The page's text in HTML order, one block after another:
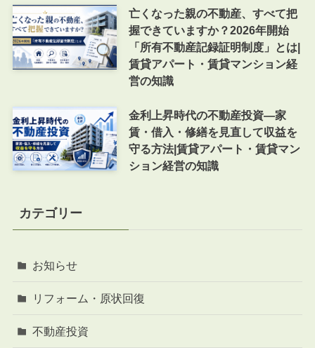
亡くなった親の不動産、すべて把
握できていますか？2026年開始
「所有不動産記録証明制度」とは|
賃貸アパート・賃貸マンション経
営の知識
金利上昇時代の不動産投資―家
賃・借入・修繕を見直して収益を
守る方法|賃貸アパート・賃貸マン
ション経営の知識
カテゴリー
お知らせ
リフォーム・原状回復
不動産投資